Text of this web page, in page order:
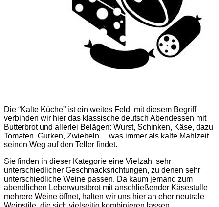
Die “Kalte Küche” ist ein weites Feld; mit diesem Begriff
verbinden wir hier das klassische deutsch Abendessen mit
Butterbrot und allerlei Belägen: Wurst, Schinken, Käse, dazu
Tomaten, Gurken, Zwiebeln… was immer als kalte Mahlzeit
seinen Weg auf den Teller findet.
Sie finden in dieser Kategorie eine Vielzahl sehr
unterschiedlicher Geschmacksrichtungen, zu denen sehr
unterschiedliche Weine passen. Da kaum jemand zum
abendlichen Leberwurstbrot mit anschließender Käsestulle
mehrere Weine öffnet, halten wir uns hier an eher neutrale